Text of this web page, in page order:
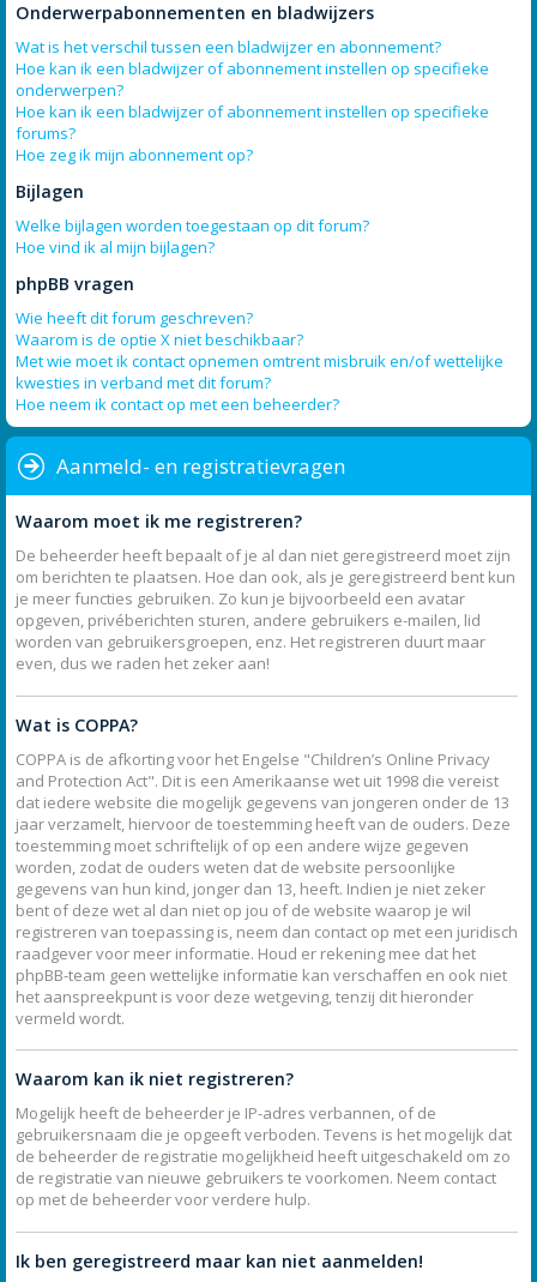
Onderwerpabonnementen en bladwijzers
Wat is het verschil tussen een bladwijzer en abonnement?
Hoe kan ik een bladwijzer of abonnement instellen op specifieke
onderwerpen?
Hoe kan ik een bladwijzer of abonnement instellen op specifieke
forums?
Hoe zeg ik mijn abonnement op?
Bijlagen
Welke bijlagen worden toegestaan op dit forum?
Hoe vind ik al mijn bijlagen?
phpBB vragen
Wie heeft dit forum geschreven?
Waarom is de optie X niet beschikbaar?
Met wie moet ik contact opnemen omtrent misbruik en/of wettelijke
kwesties in verband met dit forum?
Hoe neem ik contact op met een beheerder?
Aanmeld- en registratievragen
Waarom moet ik me registreren?
De beheerder heeft bepaalt of je al dan niet geregistreerd moet zijn
om berichten te plaatsen. Hoe dan ook, als je geregistreerd bent kun
je meer functies gebruiken. Zo kun je bijvoorbeeld een avatar
opgeven, privéberichten sturen, andere gebruikers e-mailen, lid
worden van gebruikersgroepen, enz. Het registreren duurt maar
even, dus we raden het zeker aan!
Wat is COPPA?
COPPA is de afkorting voor het Engelse "Children’s Online Privacy
and Protection Act". Dit is een Amerikaanse wet uit 1998 die vereist
dat iedere website die mogelijk gegevens van jongeren onder de 13
jaar verzamelt, hiervoor de toestemming heeft van de ouders. Deze
toestemming moet schriftelijk of op een andere wijze gegeven
worden, zodat de ouders weten dat de website persoonlijke
gegevens van hun kind, jonger dan 13, heeft. Indien je niet zeker
bent of deze wet al dan niet op jou of de website waarop je wil
registreren van toepassing is, neem dan contact op met een juridisch
raadgever voor meer informatie. Houd er rekening mee dat het
phpBB-team geen wettelijke informatie kan verschaffen en ook niet
het aanspreekpunt is voor deze wetgeving, tenzij dit hieronder
vermeld wordt.
Waarom kan ik niet registreren?
Mogelijk heeft de beheerder je IP-adres verbannen, of de
gebruikersnaam die je opgeeft verboden. Tevens is het mogelijk dat
de beheerder de registratie mogelijkheid heeft uitgeschakeld om zo
de registratie van nieuwe gebruikers te voorkomen. Neem contact
op met de beheerder voor verdere hulp.
Ik ben geregistreerd maar kan niet aanmelden!